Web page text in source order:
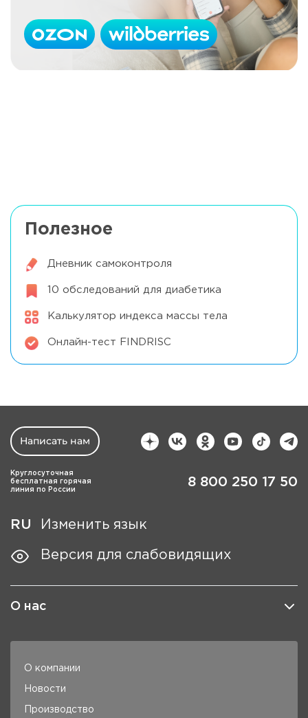
Полезное
Дневник самоконтроля
10 обследований для диабетика
Калькулятор индекса массы тела
Онлайн-тест FINDRISC
Написать нам
Круглосуточная
бесплатная горячая
линия по России
8 800 250 17 50
RU Изменить язык
Версия для слабовидящих
О нас
О компании
Новости
Производство